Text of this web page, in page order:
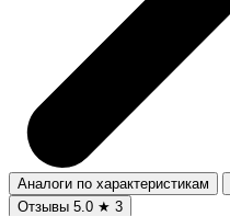
Аналоги по характеристикам
Отзывы 5.0 ★ 3